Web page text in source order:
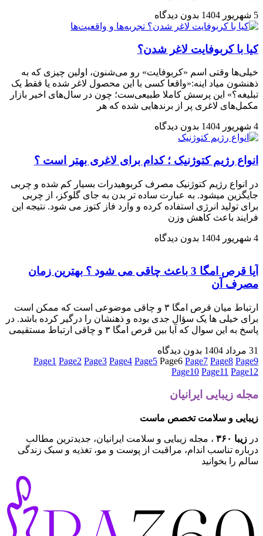
5 شهریور 1404 بدون دیدگاه
کیا با کربوفایت لاغر شدن؟
خیلی‌ها وقتی اسم «کربوفایت» رو می‌شنون، اولین چیزی که به
ذهنشون میاد اینه:«واقعا کسی با این محصول لاغر شده یا فقط یک
تبلیغه؟» این پرسش کاملا طبیعی‌ست؛ چون در سال‌های اخیر بازار
مکمل‌های لاغری پر از برندهایی شده که هر
4 شهریور 1404 بدون دیدگاه
انواع رژیم کتوژنیک ؛ کدام برای لاغری بهتر است ؟
در انواع رژیم کتوژنیک مصرف کربوهیدرات بسیار کم شده و چربی
جایگزین میشود. به عبارت ساده تر بدن به ‌جای گلوکز، از چربی
برای تولید انرژی استفاده کرده و وارد فاز کتوز می ‌شود. نتیجه این
فرایند باعث کاهش وزن
4 شهریور 1404 بدون دیدگاه
آیا قرص امگا 3 باعث چاقی می شود ؟ بهترین زمان
مصرف آن
ارتباط میان قرص امگا ۳ و چاقی موضوعی است که ممکن است
برای خیلی ها یک سؤال جدی بوده و ذهنشان را درگیر کرده باشد. در
پاسخ به این سوال که آیا بین قرص امگا ۳ و چاقی ارتباط مستقیمی
31 مرداد 1404
بدون دیدگاه
Page1 Page2 Page3 Page4 Page5 Page6 Page7 Page8 Page9
Page10 Page11 Page12
مجله زیبایی ایرانیان
زیبایی و سلامت تخصص ماست
در زیبا ۳۶۰
، مجله زیبایی و سلامت ایرانیان، جدیدترین مطالب
درباره تناسب اندام، مراقبت از پوست و مو، تغذیه و سبک زندگی
سالم را بخوانید